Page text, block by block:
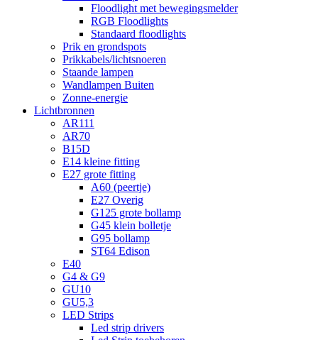
Floodlight met bewegingsmelder
RGB Floodlights
Standaard floodlights
Prik en grondspots
Prikkabels/lichtsnoeren
Staande lampen
Wandlampen Buiten
Zonne-energie
Lichtbronnen
AR111
AR70
B15D
E14 kleine fitting
E27 grote fitting
A60 (peertje)
E27 Overig
G125 grote bollamp
G45 klein bolletje
G95 bollamp
ST64 Edison
E40
G4 & G9
GU10
GU5,3
LED Strips
Led strip drivers